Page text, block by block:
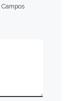
Campos